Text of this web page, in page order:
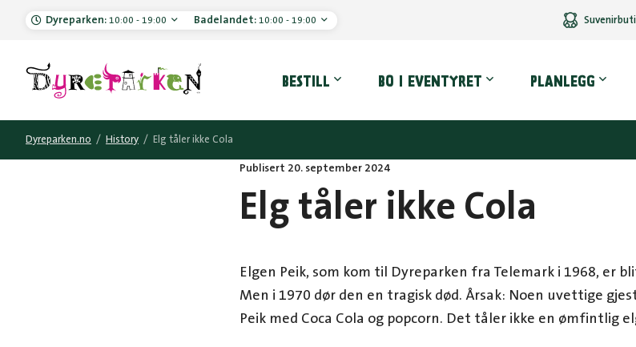
Dyreparken: 10:00 - 19:00 Badelandet: 10:00 - 19:00
BESTILL BO I EVENTYRET PLANLEGG
Dyreparken.no / History / Elg tåler ikke Cola
Publisert 20. september 2024
Elg tåler ikke Cola
Elgen Peik, som kom til Dyreparken fra Telemark i 1968, er
Men i 1970 dør den en tragisk død. Årsak: Noen uvettige
Peik med Coca Cola og popcorn. Det tåler ikke en ømfintlig